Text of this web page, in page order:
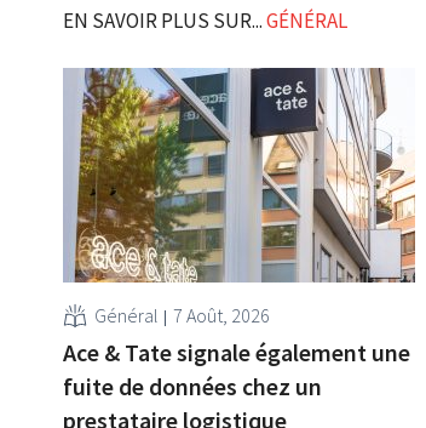
EN SAVOIR PLUS SUR...GÉNÉRAL
Général 7 Août, 2026
Ace & Tate signale également une
fuite de données chez un
prestataire logistique